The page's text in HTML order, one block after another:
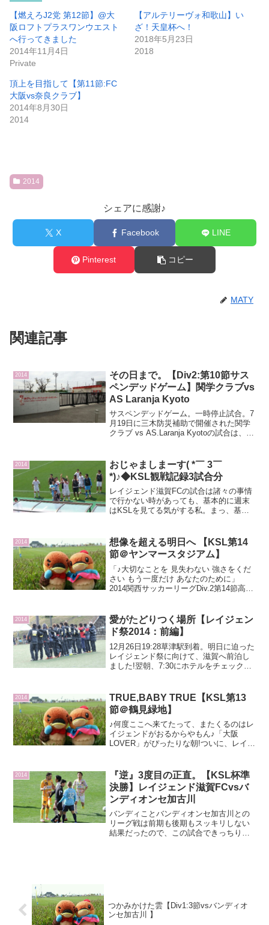
【燃えろJ2党 第12節】@大
阪ロフトプラスワンウエスト
へ行ってきました
2014年11月4日
Private
【アルテリーヴォ和歌山】い
ざ！天皇杯へ！
2018年5月23日
2018
頂上を目指して【第11節:FC
大阪vs奈良クラブ】
2014年8月30日
2014
2014
シェアに感謝♪
X Facebook LINE
Pinterest コピー
MATY
関連記事
2014
その日まで。【Div2:第10節サス
ペンデッドゲーム】関学クラブvs
AS Laranja Kyoto
サスペンデッドゲーム。一時停止試合。7
月19日に三木防災補助で開催された関学
クラブ vs AS.Laranja Kyotoの試合は、雷
今日はその延期になった後半のみ...
2014
おじゃましまーす( *￣ 3￣
*)♪◆KSL観戦記録3試合分
レイジェンド滋賀FCの試合は諸々の事情
で行かない時があっても、基本的に週末
はKSLを見てる気がする私。まっ、基本
奈良】【ラランジャ京都】【FC大阪】に
偏るんだけどw最近見...
2014
想像を超える明日へ 【KSL第14
節＠ヤンマースタジアム】
「♪大切なことを 見失わない 強さをくだ
さい もう一度だけ あなたのために」
2014関西サッカーリーグDiv.2第14節高砂
長居【試合結果】△3-...
2014
愛がたどりつく場所【レイジェン
ド祭2014：前編】
12月26日19:28草津駅到着。明日に迫った
レイジェンド祭に向けて、滋賀へ前泊し
ました!翌朝、7:30にホテルをチェックア
今年最後のビッグレイクまでの車窓。ビ
ッグレイ...
2014
TRUE,BABY TRUE【KSL第13
節＠鶴見緑地】
♪何度ここへ来てたって、またくるのはレ
イジェンドがおるからやもん♪「大阪
LOVER」がぴったりな朝!ついに、レイジ
た!(^_^;)体重も増えた!(^_^;)まだ...
2014
『逆』3度目の正直。【KSL杯準
決勝】レイジェンド滋賀FCvsバ
ンディオンセ加古川
バンディことバンディオンセ加古川との
リーグ戦は前期も後期もスッキリしない
結果だったので、この試合できっちり決
つかみかけた雲【Div1:3節vsバンディオ
ンセ加古川 】